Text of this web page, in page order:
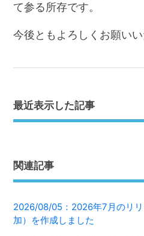
て参る所存です。
今後ともよろしくお願いい
最近表示した記事
関連記事
2026/08/05：2026年7月のリ
加）を作成しました